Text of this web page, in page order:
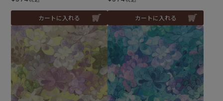
カートに入れる カートに入れる